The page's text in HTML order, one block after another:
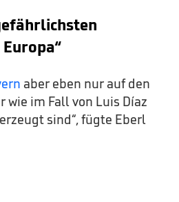
aber eben nur auf den
wie im Fall von Luis Díaz
sind“, fügte Eberl